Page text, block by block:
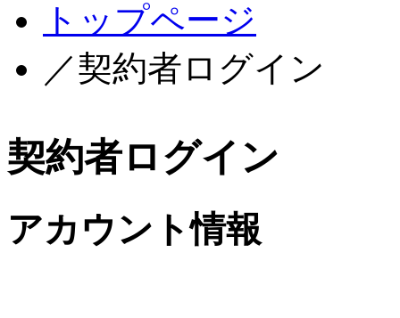
トップページ
／契約者ログイン
契約者ログイン
アカウント情報